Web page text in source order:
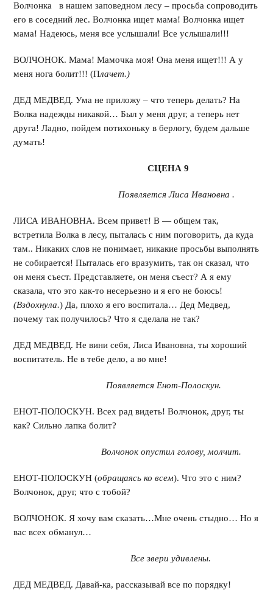
Волчонка в нашем заповедном лесу – просьба сопроводить
его в соседний лес. Волчонка ищет мама! Волчонка ищет
мама! Надеюсь, меня все услышали! Все услышали!!!
ВОЛЧОНОК. Мама! Мамочка моя! Она меня ищет!!! А у
меня нога болит!!! (Плачет.)
ДЕД МЕДВЕД. Ума не приложу – что теперь делать? На
Волка надежды никакой… Был у меня друг, а теперь нет
друга! Ладно, пойдем потихоньку в берлогу, будем дальше
думать!
СЦЕНА 9
Появляется Лиса Ивановна .
ЛИСА ИВАНОВНА. Всем привет! В — общем так,
встретила Волка в лесу, пыталась с ним поговорить, да куда
там.. Никаких слов не понимает, никакие просьбы выполнять
не собирается! Пыталась его вразумить, так он сказал, что
он меня съест. Представляете, он меня съест? А я ему
сказала, что это как-то несерьезно и я его не боюсь!
(Вздохнула.) Да, плохо я его воспитала… Дед Медвед,
почему так получилось? Что я сделала не так?
ДЕД МЕДВЕД. Не вини себя, Лиса Ивановна, ты хороший
воспитатель. Не в тебе дело, а во мне!
Появляется Енот-Полоскун.
ЕНОТ-ПОЛОСКУН. Всех рад видеть! Волчонок, друг, ты
как? Сильно лапка болит?
Волчонок опустил голову, молчит.
ЕНОТ-ПОЛОСКУН (обращаясь ко всем). Что это с ним?
Волчонок, друг, что с тобой?
ВОЛЧОНОК. Я хочу вам сказать…Мне очень стыдно… Но я
вас всех обманул…
Все звери удивлены.
ДЕД МЕДВЕД. Давай-ка, рассказывай все по порядку!